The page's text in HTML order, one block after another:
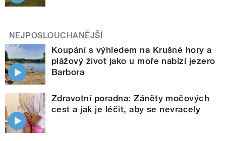
NEJPOSLOUCHANĚJŠÍ
Koupání s výhledem na Krušné hory a
plážový život jako u moře nabízí jezero
Barbora
Zdravotní poradna: Záněty močových
cest a jak je léčit, aby se nevracely